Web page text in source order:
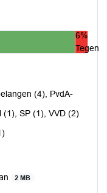
6%
Tegen
(4), PvdA-
(1), SP (1), VVD (2)
2 MB